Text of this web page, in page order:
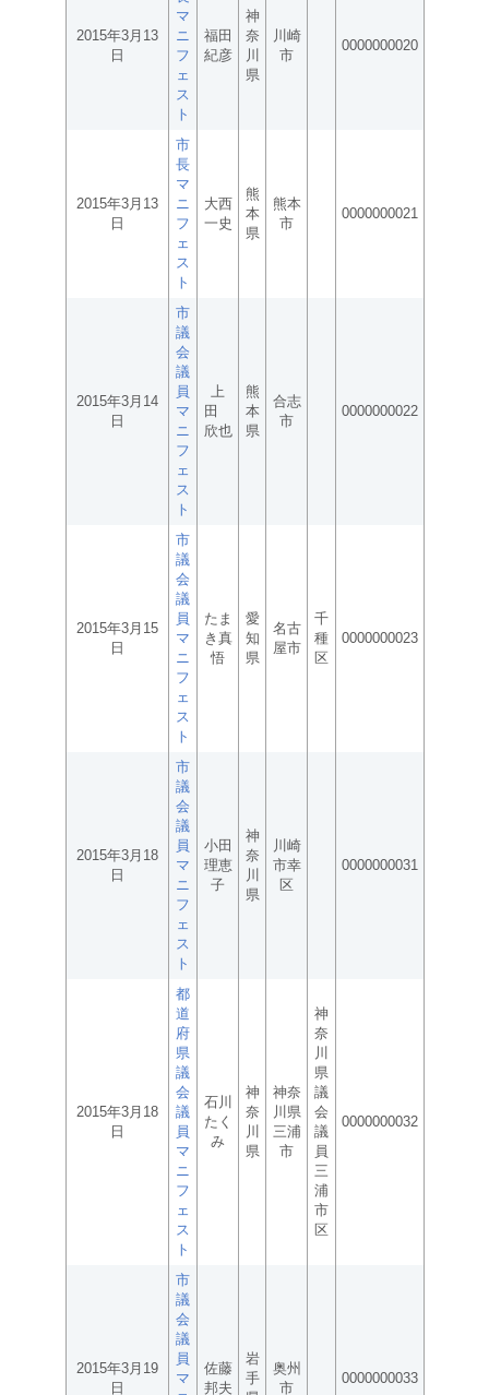
2015年3月13
日
マ
ニ
フ
ェ
ス
ト
福田
紀彦
神
奈
川
県
川崎
市
0000000020
2015年3月13
日
市
長
マ
ニ
フ
ェ
ス
ト
大西
一史
熊
本
県
熊本
市
0000000021
2015年3月14
日
市
議
会
議
員
マ
ニ
フ
ェ
ス
ト
上
田
欣也
熊
本
県
合志
市
0000000022
2015年3月15
日
市
議
会
議
員
マ
ニ
フ
ェ
ス
ト
たま
き真
悟
愛
知
県
名古
屋市
千
種
区
0000000023
2015年3月18
日
市
議
会
議
員
マ
ニ
フ
ェ
ス
ト
小田
理恵
子
神
奈
川
県
川崎
市幸
区
0000000031
2015年3月18
日
都
道
府
県
議
会
議
員
マ
ニ
フ
ェ
ス
ト
石川
たく
み
神
奈
川
県
神奈
川県
三浦
市
神
奈
川
県
議
会
議
員
三
浦
市
区
0000000032
2015年3月19
日
市
議
会
議
員
マ
佐藤
邦夫
岩
手
奥州
市
0000000033